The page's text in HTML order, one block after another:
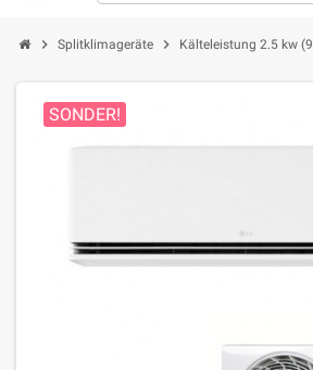
chevron_right Splitklimageräte chevron_right Kälteleistung 2.5 kw
SONDER!